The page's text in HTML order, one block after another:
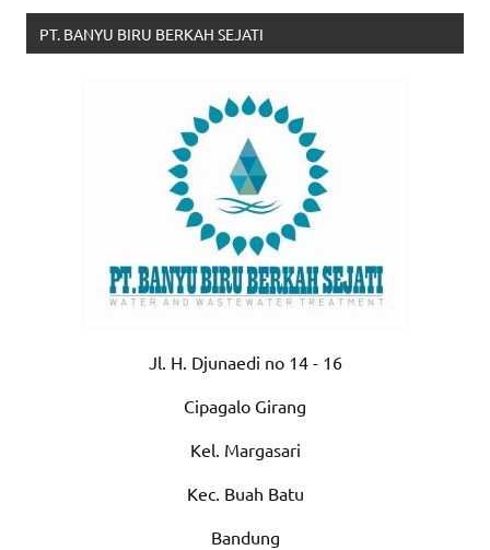
PT. BANYU BIRU BERKAH SEJATI
Jl. H. Djunaedi no 14 - 16
Cipagalo Girang
Kel. Margasari
Kec. Buah Batu
Bandung